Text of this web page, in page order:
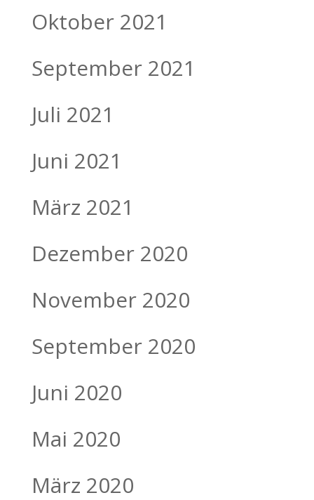
Oktober 2021
September 2021
Juli 2021
Juni 2021
März 2021
Dezember 2020
November 2020
September 2020
Juni 2020
Mai 2020
März 2020